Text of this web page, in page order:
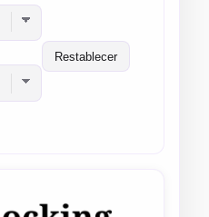
Restablecer